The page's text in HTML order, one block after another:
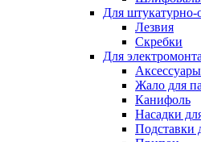
Для штукатурно-
Лезвия
Скребки
Для
Аксессуары
Жало для
Канифоль
Насадки
Подставки